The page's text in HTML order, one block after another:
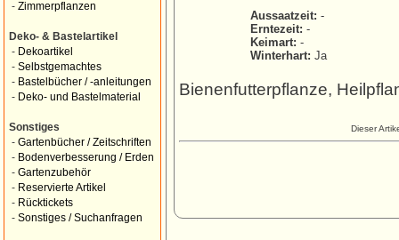
- Zimmerpflanzen
Deko- & Bastelartikel
- Dekoartikel
- Selbstgemachtes
- Bastelbücher / -anleitungen
- Deko- und Bastelmaterial
Sonstiges
- Gartenbücher / Zeitschriften
- Bodenverbesserung / Erden
- Gartenzubehör
- Reservierte Artikel
- Rücktickets
- Sonstiges / Suchanfragen
Aussaatzeit: -
Erntezeit: -
Keimart: -
Winterhart: Ja
Bienenfutterpflanze,
Dieser